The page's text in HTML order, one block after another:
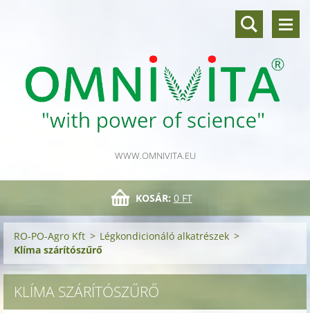
WWW.OMNIVITA.EU
KOSÁR: 0 FT
RO-PO-Agro Kft > Légkondicionáló alkatrészek >
Klíma szárítószűrő
KLÍMA SZÁRÍTÓSZŰRŐ